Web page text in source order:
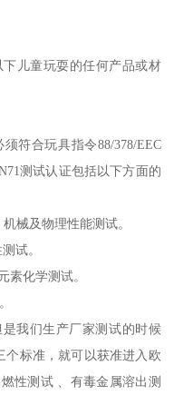
儿童玩耍的任何产品或材
符合玩具指令88/378/EEC
测试认证包括以下方面的
械及物理性能测试。
试。
素化学测试。
是我们生产厂家测试的时候
个标准，就可以获准进入欧
性测试 、有毒金属溶出测